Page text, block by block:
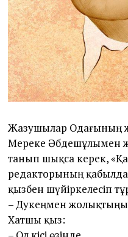
Жазушылар Одағының
Мереке Әбдешұлымен
танып шықса керек,
редакторының
қызбен шүйіркелесіп
– Дәукеңмен
Хатшы қыз: